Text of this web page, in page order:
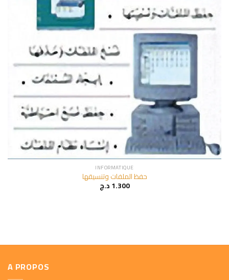
INFORMATIQUE
حفظ الملفات وتنسيقها
1.300د.ج
A PROPOS